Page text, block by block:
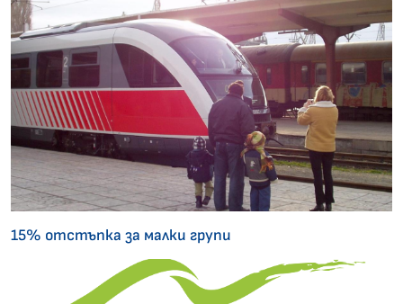
15% отстъпка за малки групи